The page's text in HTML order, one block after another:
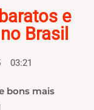
e
Brasil
03:21